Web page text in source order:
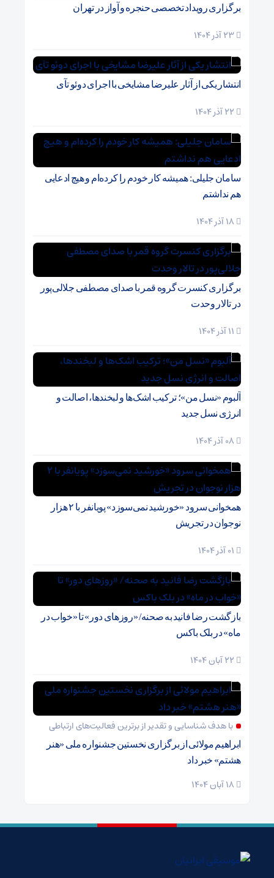
برگزاری رویداد تخصصی حنجره و آواز در تهران
انتشار یکی از آثار علیرضا مشایخی با اجرای دوئو تآی
سامان جلیلی: همیشه کار خودم را کرده‌ام و هیچ ادعایی
هم نداشتم
برگزاری کنسرت گروه قمر با صدای مصطفی جلالی‌پور
در تالار وحدت
آلبوم «نسل من»؛ ترکیب اشک‌ها و لبخندها، اصالت و
انرژی نسل جدید
همخوانی سرود «خورشید نمی‌سوزد» پویانفر با ۲ هزار
نوجوان در تجریش
بازگشت رضا فانید به صحنه/ «روزهای دور» تا «خواب در
ماه» در بلک باکس
با هدف شناسایی و تقدیر از برترین فعالیت‌های ارتباطی
ابراهیم مولائی از برگزاری نخستین جشنواره ملی «هنر
هشتم» خبر داد